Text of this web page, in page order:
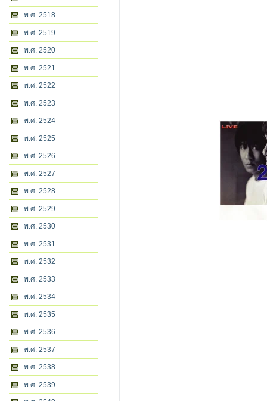
พ.ศ. 2518
พ.ศ. 2519
พ.ศ. 2520
พ.ศ. 2521
พ.ศ. 2522
พ.ศ. 2523
พ.ศ. 2524
พ.ศ. 2525
พ.ศ. 2526
พ.ศ. 2527
พ.ศ. 2528
พ.ศ. 2529
พ.ศ. 2530
พ.ศ. 2531
พ.ศ. 2532
พ.ศ. 2533
พ.ศ. 2534
พ.ศ. 2535
พ.ศ. 2536
พ.ศ. 2537
พ.ศ. 2538
พ.ศ. 2539